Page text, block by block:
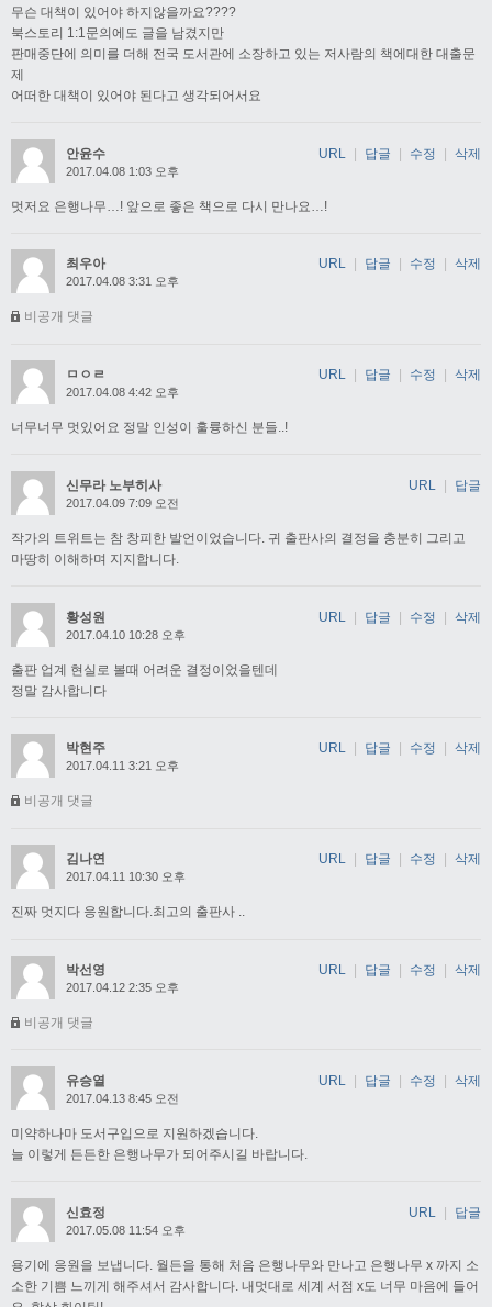
무슨 대책이 있어야 하지않을까요????
북스토리 1:1문의에도 글을 남겼지만
판매중단에 의미를 더해 전국 도서관에 소장하고 있는 저사람의 책에대한 대출문
제
어떠한 대책이 있어야 된다고 생각되어서요
안윤수
2017.04.08 1:03 오후
멋저요 은행나무…! 앞으로 좋은 책으로 다시 만나요…!
URL | 답글 | 수정 | 삭제
최우아
2017.04.08 3:31 오후
비공개 댓글
URL 답글 수정 삭제
ㅁㅇㄹ
2017.04.08 4:42 오후
너무너무 멋있어요 정말 인성이 훌륭하신 분들..!
URL 답글 수정 삭제
신무라 노부히사
2017.04.09 7:09 오전
작가의 트위트는 참 창피한 발언이었습니다. 귀 출판사의 결정을 충분히 그리고
마땅히 이해하며 지지합니다.
URL | 답글
황성원
2017.04.10 10:28 오후
출판 업계 현실로 볼때 어려운 결정이었을텐데
정말 감사합니다
URL | 답글 | 수정 | 삭제
박현주
2017.04.11 3:21 오후
비공개 댓글
URL 답글 수정 삭제
김나연
2017.04.11 10:30 오후
진짜 멋지다 응원합니다.최고의 출판사 ..
URL 답글 수정 삭제
박선영
2017.04.12 2:35 오후
비공개 댓글
URL 답글 수정 삭제
유승열
2017.04.13 8:45 오전
미약하나마 도서구입으로 지원하겠습니다.
늘 이렇게 든든한 은행나무가 되어주시길 바랍니다.
URL | 답글 | 수정 | 삭제
신효정
2017.05.08 11:54 오후
용기에 응원을 보냅니다. 월든을 통해 처음 은행나무와 만나고 은행나무 x 까지 소
소한 기쁨 느끼게 해주셔서 감사합니다. 내멋대로 세계 서점 x도 너무 마음에 들어
URL | 답글